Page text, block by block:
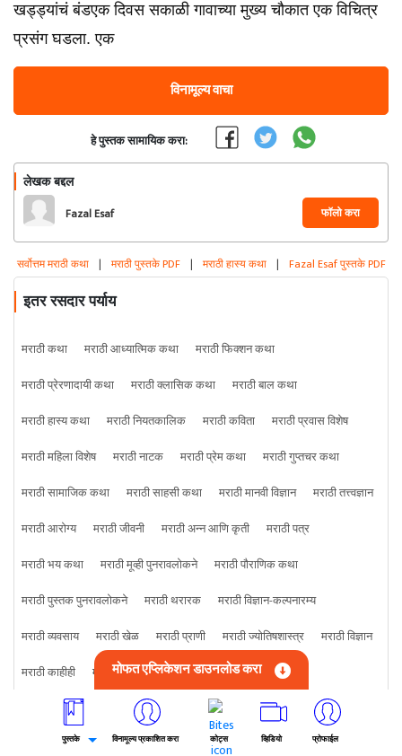
खड्ड्यांचं बंडएक दिवस सकाळी गावाच्या मुख्य चौकात एक विचित्र
प्रसंग घडला. एक
विनामूल्य वाचा
हे पुस्तक सामायिक करा:
लेखक बद्दल
Fazal Esaf फॉलो करा
सर्वोत्तम मराठी कथा | मराठी पुस्तके PDF | मराठी हास्य कथा | Fazal Esaf पुस्तके PDF
इतर रसदार पर्याय
मराठी कथा मराठी आध्यात्मिक कथा
मराठी फिक्शन कथा
मराठी प्रेरणादायी कथा
मराठी क्लासिक कथा
मराठी बाल कथा
मराठी हास्य कथा
मराठी नियतकालिक मराठी कविता
मराठी प्रवास विशेष
मराठी महिला विशेष
मराठी नाटक मराठी प्रेम कथा
मराठी गुप्तचर कथा
मराठी सामाजिक कथा
मराठी साहसी कथा मराठी मानवी विज्ञान
मराठी तत्त्वज्ञान
मराठी आरोग्य
मराठी जीवनी मराठी अन्न आणि कृती
मराठी पत्र
मराठी भय कथा
मराठी मूव्ही पुनरावलोकने
मराठी पौराणिक कथा
मराठी पुस्तक पुनरावलोकने
मराठी थरारक
मराठी विज्ञान-कल्पनारम्य
मराठी व्यवसाय
मराठी खेळ मराठी प्राणी मराठी ज्योतिषशास्त्र
मराठी विज्ञान
मराठी काहीही
मराठी क्राइम कथा
मोफत एप्लिकेशन डाउनलोड करा
पुस्तके विनामूल्य प्रकाशित करा कोट्स व्हिडियो प्रोफाईल